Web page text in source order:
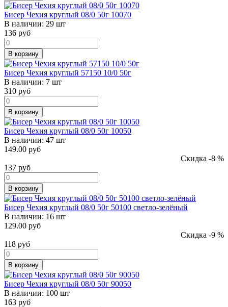
Бисер Чехия круглый 08/0 50г 10070
В наличии: 29 шт
136 руб
В корзину
Бисер Чехия круглый 57150 10/0 50г
В наличии: 7 шт
310 руб
В корзину
Бисер Чехия круглый 08/0 50г 10050
В наличии: 47 шт
149.00 руб
Скидка -8 %
137 руб
В корзину
Бисер Чехия круглый 08/0 50г 50100 светло-зелёный
В наличии: 16 шт
129.00 руб
Скидка -9 %
118 руб
В корзину
Бисер Чехия круглый 08/0 50г 90050
В наличии: 100 шт
163 руб